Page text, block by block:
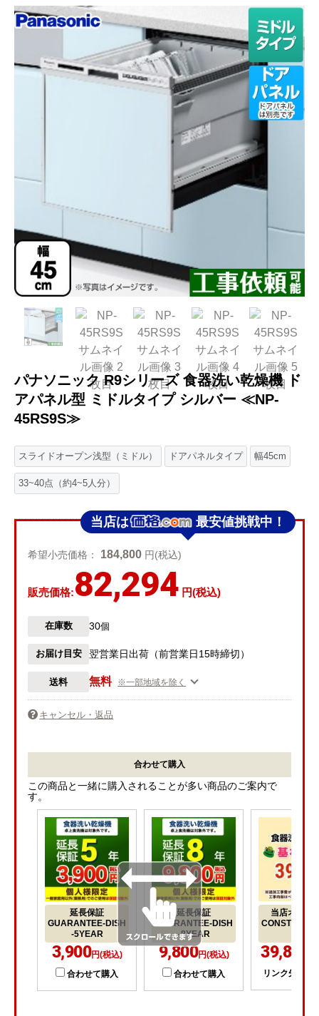
パナソニック R9シリーズ 食器洗い乾燥機 ド
アパネル型 ミドルタイプ シルバー ≪NP-
45RS9S≫
スライドオープン浅型（ミドル） ドアパネルタイプ 幅45cm
33~40点（約4~5人分）
当店は 最安値挑戦中！
希望小売価格： 184,800 円(税込)
販売価格:82,294 円(税込)
在庫数 30個
お届け目安 翌営業日出荷（前営業日15時締切）
送料 無料 ※一部地域を除く
キャンセル・返品
合わせて購入
この商品と一緒に購入されることが多い商品のご案内で
す。
延長保証
GUARANTEE-DISH
-5YEAR
3,900円(税込)
合わせて購入
延長保証
GUARANTEE-DISH
-8YEAR
9,800円(税込)
合わせて購入
当店オリジ
39,800
リンク先にて